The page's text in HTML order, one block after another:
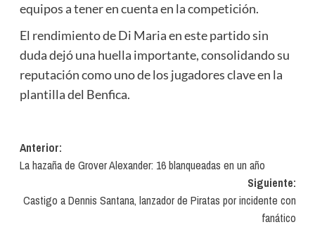
equipos a tener en cuenta en la competición.
El rendimiento de Di Maria en este partido sin
duda dejó una huella importante, consolidando su
reputación como uno de los jugadores clave en la
plantilla del Benfica.
Navegación
de
entradas
Anterior:
La hazaña de Grover Alexander: 16 blanqueadas en un año
Siguiente:
Castigo a Dennis Santana, lanzador de Piratas por incidente con
fanático